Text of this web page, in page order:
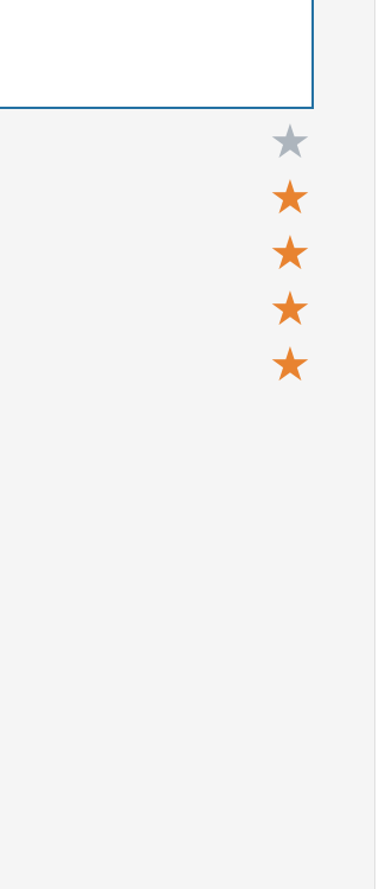
★
★
★
★
★